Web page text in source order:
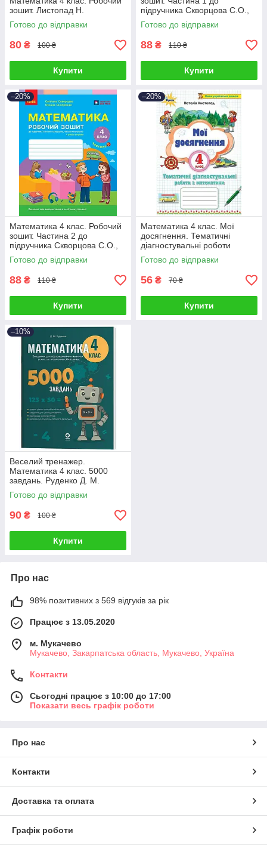
зошит. Листопад Н.
Готово до відправки
80 ₴ 100 ₴
Купити
підручника Скворцова С.О.,
Онопрієнко О.В.
Готово до відправки
88 ₴ 110 ₴
Купити
–20%
Математика 4 клас. Робочий
зошит. Частина 2 до
підручника Скворцова С.О.,
Онопрієнко О.В.
Готово до відправки
88 ₴ 110 ₴
Купити
–20%
Математика 4 клас. Мої
досягнення. Тематичні
діагностувальні роботи
Готово до відправки
56 ₴ 70 ₴
Купити
–10%
Веселий тренажер.
Математика 4 клас. 5000
завдань. Руденко Д. М.
Готово до відправки
90 ₴ 100 ₴
Купити
Про нас
98% позитивних з 569 відгуків за рік
Працює з 13.05.2020
м. Мукачево
Мукачево, Закарпатська область, Мукачево, Україна
Контакти
Сьогодні працює з 10:00 до 17:00
Показати весь графік роботи
Про нас
Контакти
Доставка та оплата
Графік роботи